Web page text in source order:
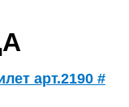
арт.2190 #